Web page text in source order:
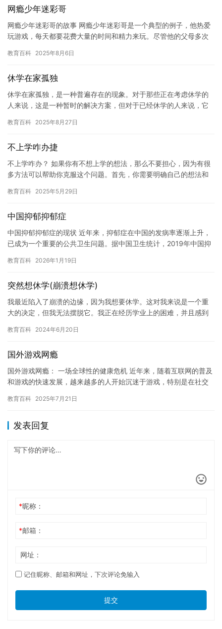
网瘾少年迷彩哥
网瘾少年迷彩哥的故事 网瘾少年迷彩哥是一个典型的例子，他热爱
玩游戏，每天都要花费大量的时间和精力来玩。尽管他的父母多次
得…
教育百科 2025年8月6日
休学在家孤独
休学在家孤独，是一种普遍存在的现象。对于那些正在考虑休学的
人来说，这是一种暂时的解决方案，但对于已经休学的人来说，它
以在…
教育百科 2025年8月27日
不上学咋办捷
不上学咋办？ 如果你有不想上学的想法，那么不要担心，因为有很
多方法可以帮助你克服这个问题。首先，你需要明确自己的想法和
一旦…
教育百科 2025年5月29日
中国抑郁抑郁症
中国抑郁抑郁症的现状 近年来，抑郁症在中国的发病率逐渐上升，
已成为一个重要的公共卫生问题。据中国卫生统计，2019年中国抑
教育百科 2026年1月19日
突然想休学(崩溃想休学)
我最近陷入了崩溃的边缘，因为我想要休学。这对我来说是一个重
大的决定，但我无法摆脱它。我正在经历学业上的困难，并且感到
明，有…
教育百科 2024年6月20日
国外游戏网瘾
国外游戏网瘾： 一场全球性的健康危机 近年来，随着互联网的普及
和游戏的快速发展，越来越多的人开始沉迷于游戏，特别是在社交
游…
教育百科 2025年7月21日
发表回复
*昵称：
*邮箱：
网址：
记住昵称、邮箱和网址，下次评论免输入
提交